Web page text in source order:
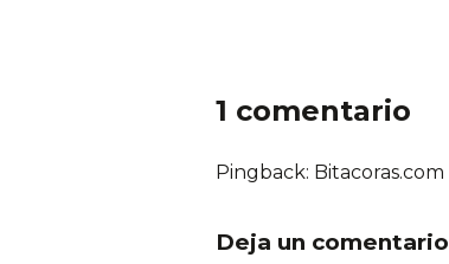
1 comentario
Pingback: Bitacoras.com
Deja un comentario